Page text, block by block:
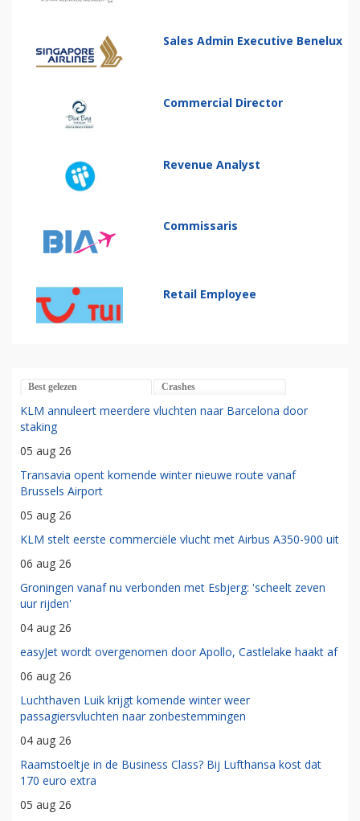
Sales Admin Executive Benelux
Commercial Director
Revenue Analyst
Commissaris
Retail Employee
Best gelezen Crashes
KLM annuleert meerdere vluchten naar Barcelona door
staking
05 aug 26
Transavia opent komende winter nieuwe route vanaf
Brussels Airport
05 aug 26
KLM stelt eerste commerciële vlucht met Airbus A350-900 uit
06 aug 26
Groningen vanaf nu verbonden met Esbjerg: 'scheelt zeven
uur rijden'
04 aug 26
easyJet wordt overgenomen door Apollo, Castlelake haakt af
06 aug 26
Luchthaven Luik krijgt komende winter weer
passagiersvluchten naar zonbestemmingen
04 aug 26
Raamstoeltje in de Business Class? Bij Lufthansa kost dat
170 euro extra
05 aug 26